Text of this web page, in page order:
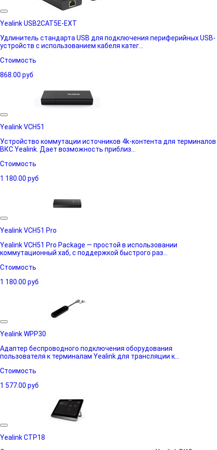
Yealink USB2CAT5E-EXT
Удлинитель стандарта USB для подключения периферийных USB-
устройств с использованием кабеля катег...
Стоимость
868.00 руб
Yealink VCH51
Устройство коммутации источников 4k-контента для терминалов
ВКС Yealink. Дает возможность приблиз...
Стоимость
1 180.00 руб
Yealink VCH51 Pro
Yealink VCH51 Pro Package — простой в использовании
коммутационный хаб, с поддержкой быстрого раз...
Стоимость
1 180.00 руб
Yealink WPP30
Адаптер беспроводного подключения оборудования
пользователя к терминалам Yealink для трансляции к...
Стоимость
1 577.00 руб
Yealink CTP18